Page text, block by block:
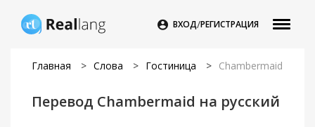
 ВХОД/РЕГИСТРАЦИЯ
Главная > Слова > Гостиница > Chambermaid
Перевод Chambermaid на русский